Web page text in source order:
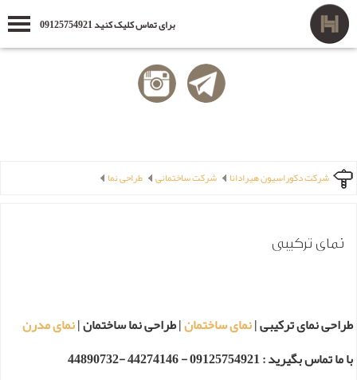
برای تماس کلیک کنید 09125754921
شرکت دکوراسیون هیرادانا شرکت ساختمانی طراحی نما
نمای ترکیبی
طراحی نمای ترکیبی |نمای ساختمان| طراحی نما ساختمان |نمای مدرن
با ما تماس بگیرید : 09125754921 - 44274146 -44890732